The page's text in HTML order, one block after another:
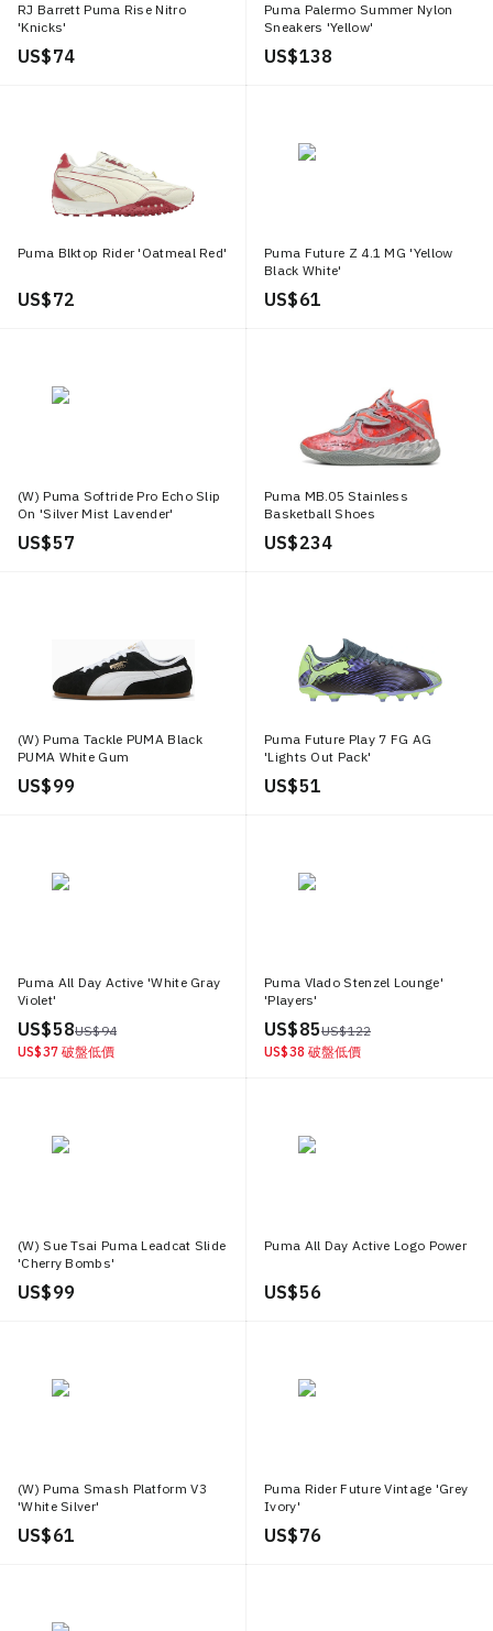
RJ Barrett Puma Rise Nitro
'Knicks'
US$ 74
Puma Palermo Summer Nylon
Sneakers 'Yellow'
US$ 138
Puma Blktop Rider 'Oatmeal Red'
US$ 72
Puma Future Z 4.1 MG 'Yellow
Black White'
US$ 61
(W) Puma Softride Pro Echo Slip
On 'Silver Mist Lavender'
US$ 57
Puma MB.05 Stainless
Basketball Shoes
US$ 234
(W) Puma Tackle PUMA Black
PUMA White Gum
US$ 99
Puma Future Play 7 FG AG
'Lights Out Pack'
US$ 51
Puma All Day Active 'White Gray
Violet'
US$ 58US$ 94
US$ 37 破盤低價
Puma Vlado Stenzel Lounge'
'Players'
US$ 85US$ 122
US$ 38 破盤低價
(W) Sue Tsai Puma Leadcat Slide
'Cherry Bombs'
US$ 99
Puma All Day Active Logo Power
US$ 56
(W) Puma Smash Platform V3
'White Silver'
US$ 61
Puma Rider Future Vintage 'Grey
Ivory'
US$ 76